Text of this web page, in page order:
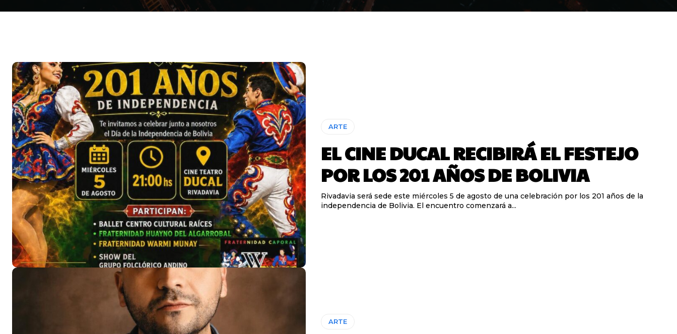
ARTE
EL CINE DUCAL RECIBIRÁ EL FESTEJO
POR LOS 201 AÑOS DE BOLIVIA
Rivadavia será sede este miércoles 5 de agosto de una celebración por los 201 años de la
independencia de Bolivia. El encuentro comenzará a...
ARTE